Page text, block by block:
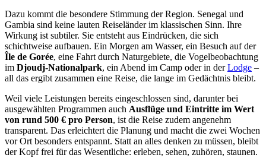
Dazu kommt die besondere Stimmung der Region. Senegal und
Gambia sind keine lauten Reiseländer im klassischen Sinn. Ihre
Wirkung ist subtiler. Sie entsteht aus Eindrücken, die sich
schichtweise aufbauen. Ein Morgen am Wasser, ein Besuch auf der
Île de Gorée, eine Fahrt durch Naturgebiete, die Vogelbeobachtung
im Djoudj-Nationalpark, ein Abend im Camp oder in derLodge –
all das ergibt zusammen eine Reise, die lange im Gedächtnis bleibt.
Weil viele Leistungen bereits eingeschlossen sind, darunter bei
ausgewählten Programmen auch Ausflüge und Eintritte im Wert
von rund 500 € pro Person, ist die Reise zudem angenehm
transparent. Das erleichtert die Planung und macht die zwei Wochen
vor Ort besonders entspannt. Statt an alles denken zu müssen, bleibt
der Kopf frei für das Wesentliche: erleben, sehen, zuhören, staunen.